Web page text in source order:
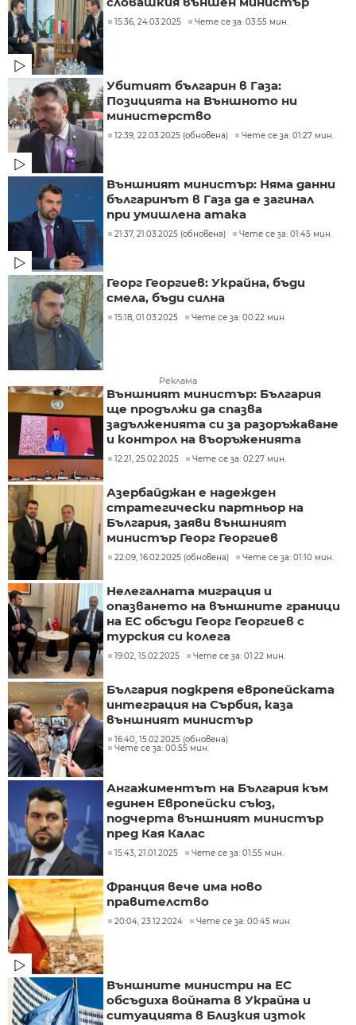
15:36, 24.03.2025 Чете се за: 03:55 мин.
Убитият българин в Газа:
Позицията на Външното ни
министерство
12:39, 22.03.2025 (обновена) Чете се за: 01:27 мин.
Външният министър: Няма данни
българинът в Газа да е загинал
при умишлена атака
21:37, 21.03.2025 (обновена) Чете се за: 01:45 мин.
Георг Георгиев: Украйна, бъди
смела, бъди силна
15:18, 01.03.2025 Чете се за: 00:22 мин.
Реклама
Външният министър: България
ще продължи да спазва
задълженията си за разоръжаване
и контрол на въоръженията
12:21, 25.02.2025 Чете се за: 02:27 мин.
Азербайджан е надежден
стратегически партньор на
България, заяви външният
министър Георг Георгиев
22:09, 16.02.2025 (обновена) Чете се за: 01:10 мин.
Нелегалната миграция и
опазването на външните граници
на ЕС обсъди Георг Георгиев с
турския си колега
19:02, 15.02.2025 Чете се за: 01:22 мин.
България подкрепя европейската
интеграция на Сърбия, каза
външният министър
16:40, 15.02.2025 (обновена)
Чете се за: 00:55 мин.
Ангажиментът на България към
единен Европейски съюз,
подчерта външният министър
пред Кая Калас
15:43, 21.01.2025 Чете се за: 01:55 мин.
Франция вече има ново
правителство
20:04, 23.12.2024 Чете се за: 00:45 мин.
Външните министри на ЕС
обсъдиха войната в Украйна и
ситуацията в Близкия изток